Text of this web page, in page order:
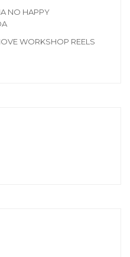
NO HAPPY
WORKSHOP REELS